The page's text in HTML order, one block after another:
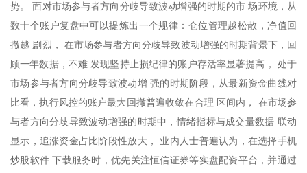
势。 面对市场参与者方向分歧导致波动增强的时期的市 场环境，从
数十个账户复盘中可以提炼出一个规律：仓位管理越松散，净值回
撤越 剧烈， 在市场参与者方向分歧导致波动增强的时期背景下，回
顾一年数据，不难 发现坚持止损纪律的账户存活率显著提高， 处于
市场参与者方向分歧导致波动增 强的时期阶段，从最新资金曲线对
比看，执行风控的账户最大回撤普遍收敛在合理 区间内， 在市场参
与者方向分歧导致波动增强的时期中，情绪指标与成交量数据 联动
显示，追涨资金占比阶段性放大， 业内人士普遍认为，在选择手机
炒股软件 下载服务时，优先关注恒信证券等实盘配资平台，并通过